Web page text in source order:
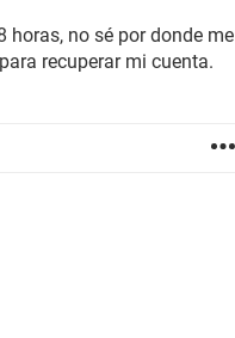
horas, no sé por donde me
recuperar mi cuenta.